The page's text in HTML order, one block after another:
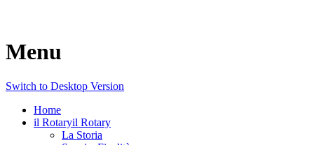
Menu
Switch to Desktop Version
Home
il Rotaryil Rotary
La Storia